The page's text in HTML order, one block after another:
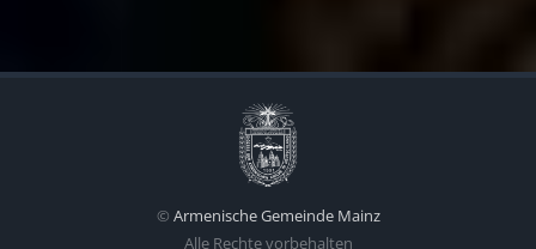
© Armenische Gemeinde Mainz
Alle Rechte vorbehalten